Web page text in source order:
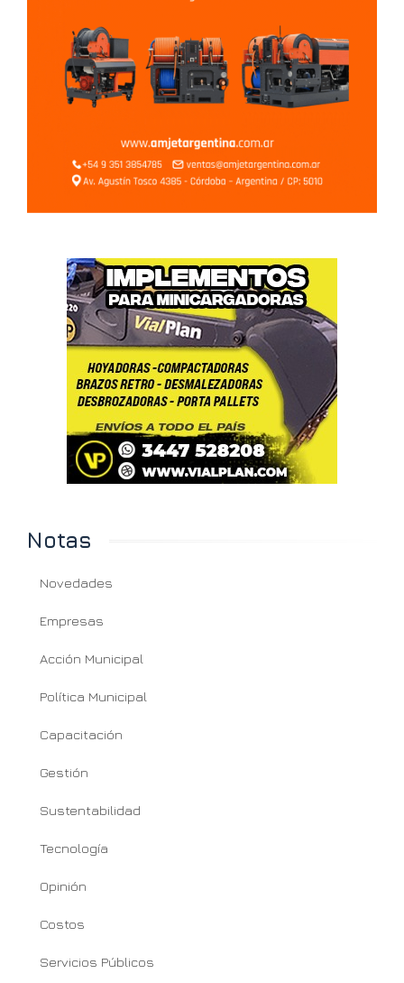
Notas
Novedades
Empresas
Acción Municipal
Política Municipal
Capacitación
Gestión
Sustentabilidad
Tecnología
Opinión
Costos
Servicios Públicos